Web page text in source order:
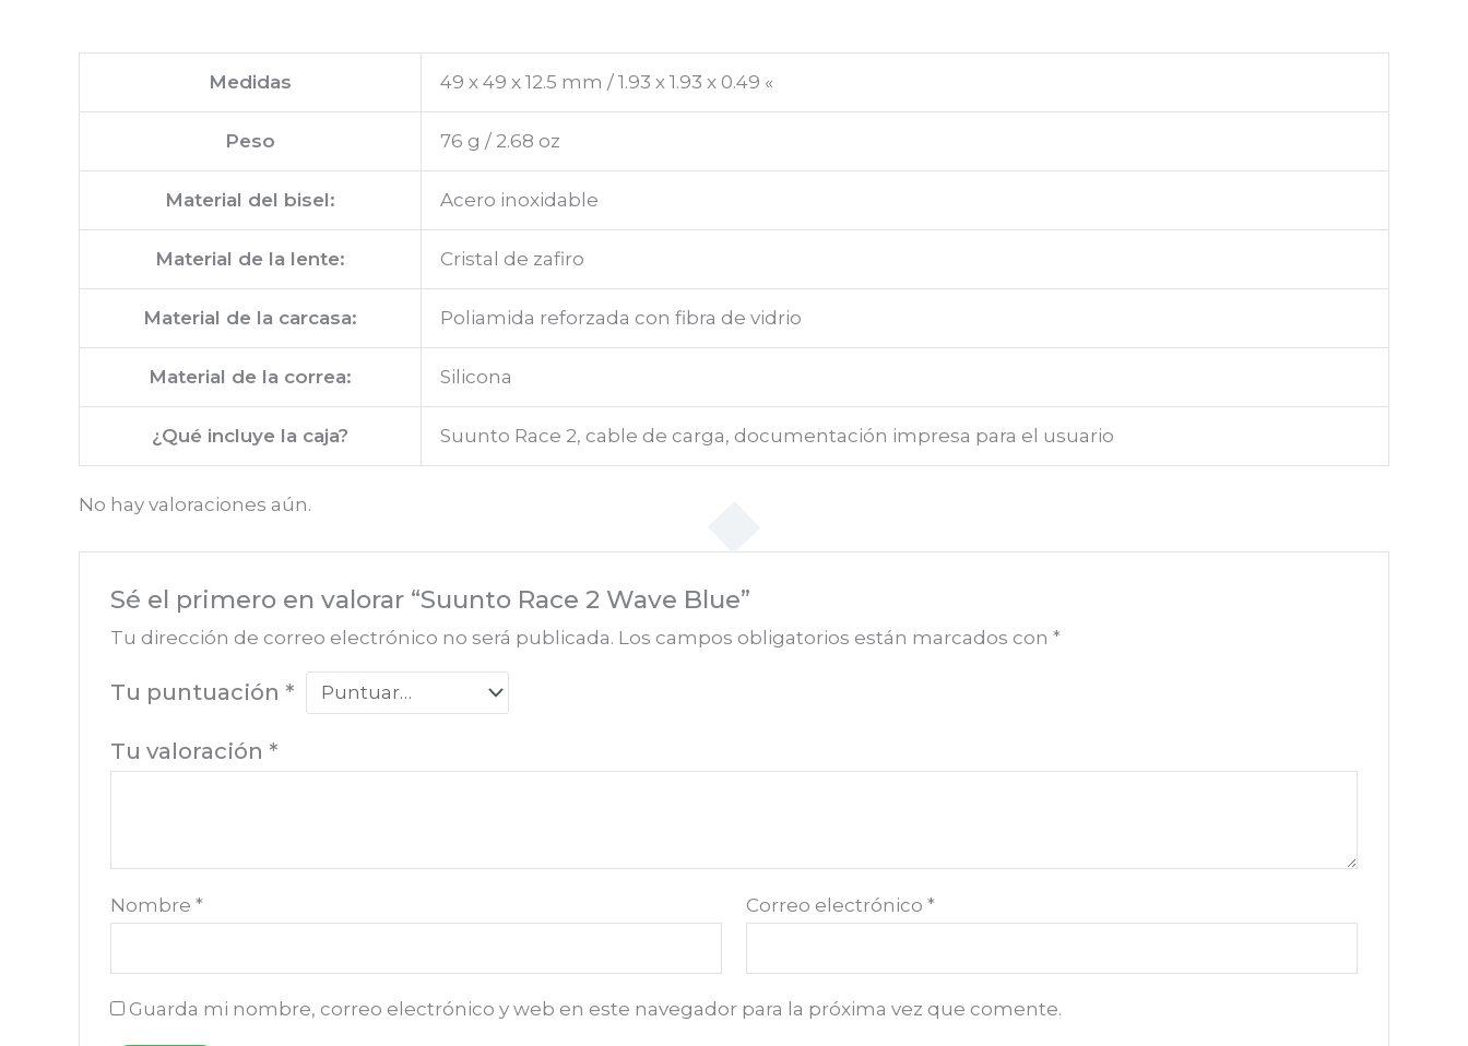
Medidas 49 x 49 x 12.5 mm / 1.93 x 1.93 x 0.49 «
Peso 76 g / 2.68 oz
Material del bisel: Acero inoxidable
Material de la lente: Cristal de zafiro
Material de la carcasa: Poliamida reforzada con fibra de vidrio
Material de la correa: Silicona
¿Qué incluye la caja? Suunto Race 2, cable de carga, documentación impresa para el usuario
No hay valoraciones aún.
Sé el primero en valorar “Suunto Race 2 Wave Blue”
Tu dirección de correo electrónico no será publicada. Los campos obligatorios están marcados con*
Tu puntuación *
Tu valoración *
Nombre* Correo electrónico*
Guarda mi nombre, correo electrónico y web en este navegador para la próxima vez que comente.